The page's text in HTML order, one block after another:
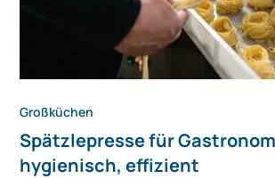
Großküchen
Spätzlepresse für
hygienisch, effizient